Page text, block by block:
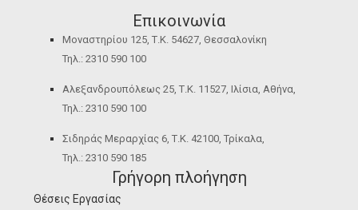
Επικοινωνία
Μοναστηρίου 125, Τ.Κ. 54627, Θεσσαλονίκη
Τηλ.: 2310 590 100
Αλεξανδρουπόλεως 25, Τ.Κ. 11527, Ιλίσια, Αθήνα,
Τηλ.: 2310 590 100
Σιδηράς Μεραρχίας 6, Τ.Κ. 42100, Τρίκαλα,
Τηλ.: 2310 590 185
Γρήγορη πλοήγηση
Θέσεις Εργασίας